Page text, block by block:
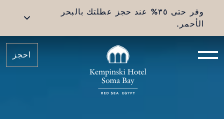
وفر حتى ٣٥% عند حجز عطلتك بالبحر
الأحمر.
احجز